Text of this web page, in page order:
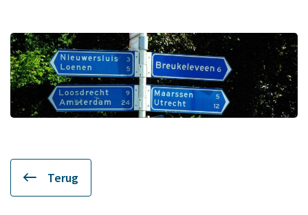
Terug